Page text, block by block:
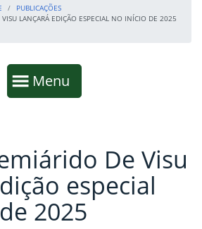
PUBLICAÇÕES
VISU LANÇARÁ EDIÇÃO ESPECIAL NO INÍCIO DE 2025
Mostrar
Menu
De Visu
especial
2025